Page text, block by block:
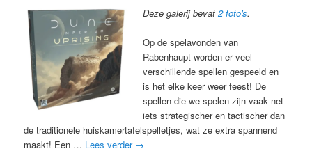
Deze galerij bevat2 foto's.
Op de spelavonden van
Rabenhaupt worden er veel
verschillende spellen gespeeld en
is het elke keer weer feest! De
spellen die we spelen zijn vaak net
iets strategischer en tactischer dan
de traditionele huiskamertafelspelletjes, wat ze extra spannend
maakt! Een … Lees verder →